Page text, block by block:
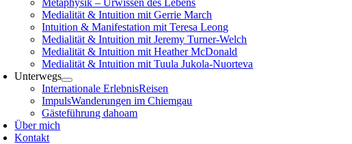
Metaphysik – Urwissen des Lebens
Medialität & Intuition mit Gerrie March
Intuition & Manifestation mit Teresa Leong
Medialität & Intuition mit Jeremy Turner-Welch
Medialität & Intuition mit Heather McDonald
Medialität & Intuition mit Tuula Jukola-Nuorteva
Unterwegs
Internationale ErlebnisReisen
ImpulsWanderungen im Chiemgau
Gästeführung dahoam
Über mich
Kontakt